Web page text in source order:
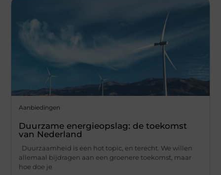
Aanbiedingen
Duurzame energieopslag: de toekomst
van Nederland
Duurzaamheid is een hot topic, en terecht. We willen
allemaal bijdragen aan een groenere toekomst, maar
hoe doe je